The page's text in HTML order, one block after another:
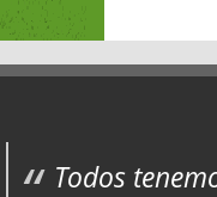
Todos